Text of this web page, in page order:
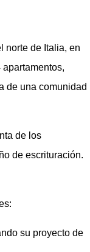
norte de Italia, en
de una comunidad
de los
de escrituración.
su proyecto de